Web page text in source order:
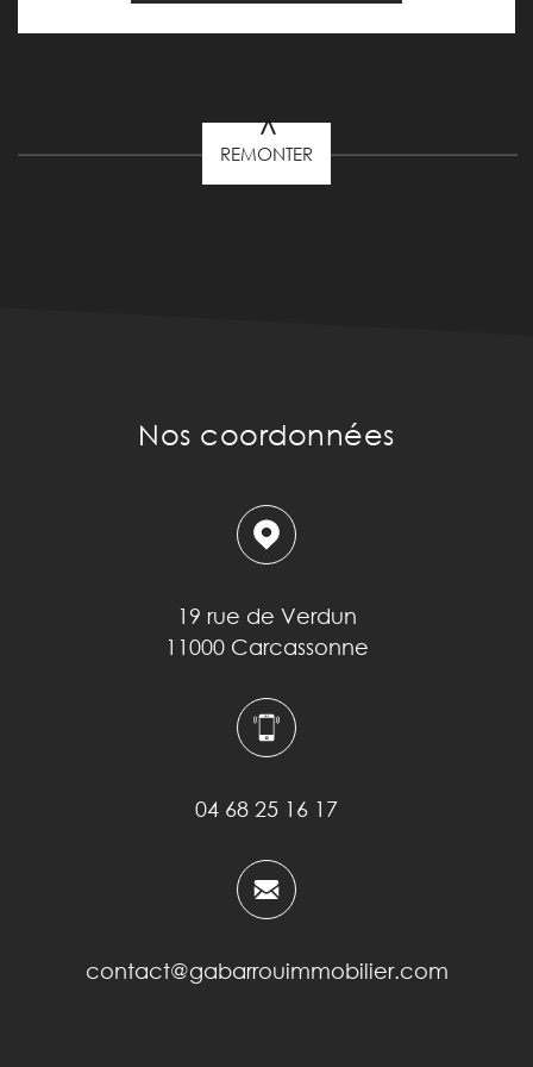
REMONTER
Nos coordonnées
04 68 25 16 17
contact@gabarrouimmobilier.com
19 rue de Verdun
11000 Carcassonne